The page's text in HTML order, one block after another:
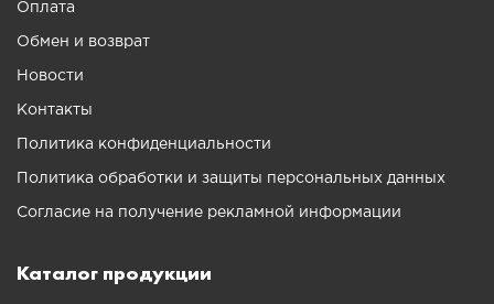
Оплата
Обмен и возврат
Новости
Контакты
Политика конфиденциальности
Политика обработки и защиты персональных данных
Согласие на получение рекламной информации
Каталог продукции